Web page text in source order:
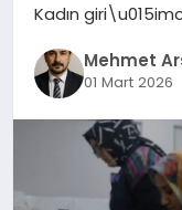
SAĞLIK
EĞITIM
Kadın
Mehmet
01 Mart 2026